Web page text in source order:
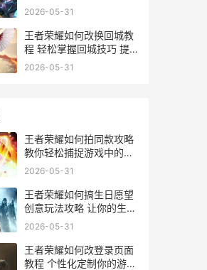
愿望在游戏中实现
2026-05-31
王者荣耀如何改换回城教
程 轻松掌握回城技巧 提
升游戏体验
2026-05-31
王者荣耀如何拍同款攻略
教你轻松捕捉游戏中的时
尚单品 打造个性装备
2026-05-31
王者荣耀如何搞生日愿望
创意玩法攻略 让你的生日
愿望在游戏中实现
2026-05-31
王者荣耀如何改登录页面
教程 个性化定制你的游戏